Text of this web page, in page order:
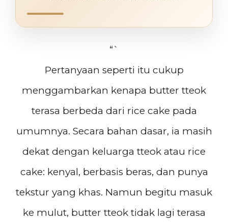
“`
Pertanyaan seperti itu cukup
menggambarkan kenapa butter tteok
terasa berbeda dari rice cake pada
umumnya. Secara bahan dasar, ia masih
dekat dengan keluarga tteok atau rice
cake: kenyal, berbasis beras, dan punya
tekstur yang khas. Namun begitu masuk
ke mulut, butter tteok tidak lagi terasa